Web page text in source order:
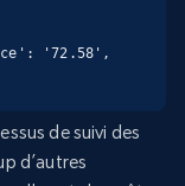
'72.58',
de suivi des
d’autres